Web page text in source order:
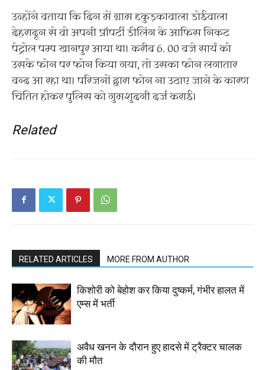
उन्होंने बताया कि दिन में ग्राम दृकुड़कावाला डोईवाला
देहरादून से वो अपनी प्रॉपर्टी डीलिंग के आफिस निकट
पेट्रोल पम्प खानपुर आया था। करीब 6. 00 बजे सायं को
उसके फोन पर फोन किया गया, तो उसका फोन लगातार
बन्द आ रहा था। परिजनों द्वारा फोन ना उठाए जाने के कारण
चिंतित होकर पुलिस को गुमशुदगी दर्ज कराई।
Related
RELATED ARTICLES MORE FROM AUTHOR
किशोरी को बेहोश कर किया दुष्कर्म, गंभीर हालत में
एम्स में भर्ती
अवैध खनन के दौरान हुए हादसे में ट्रैक्टर चालक
की मौत